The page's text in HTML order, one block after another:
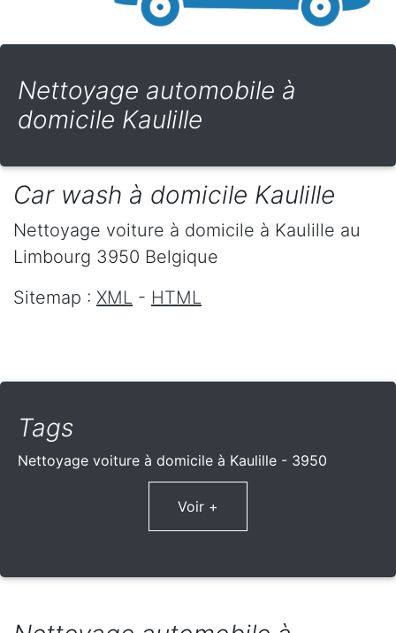
Nettoyage automobile à
domicile Kaulille
Car wash à domicile Kaulille
Nettoyage voiture à domicile à Kaulille au
Limbourg 3950 Belgique
Sitemap : XML - HTML
Tags
Nettoyage voiture à domicile à Kaulille - 3950
Voir +